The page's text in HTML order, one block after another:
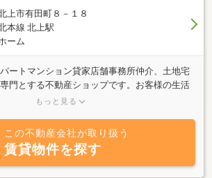
上市有田町８－１８
本線 北上駅
ーム
ートマンション貸家店舗事務所仲介、土地宅
門とする不動産ショップです。お客様の生活
ャッチし、暮らしにまつわる生活関連情報提
ます。来店申込や来店不要のオンライン申込
らご入居のサポートも致します。また、ご売
ォーム相談の承ります。お気軽にご相談くだ
もっと見る
この不動産会社が取り扱う
賃貸物件を探す